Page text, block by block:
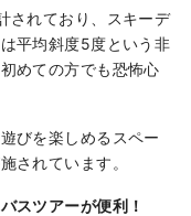
されており、スキーデ
平均斜度5度という非
めての方でも恐怖心
びを楽しめるスペー
されています。
スツアーが便利！